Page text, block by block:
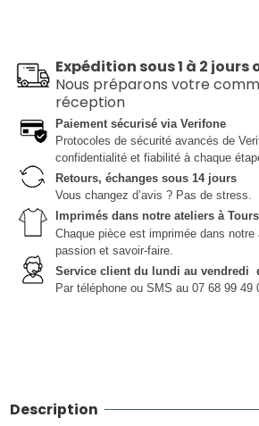
Expédition sous 1 à 2 jours
Nous préparons votre
réception
Paiement sécurisé via Verifone
Protocoles de sécurité avancés de
confidentialité et fiabilité à chaque
Retours, échanges sous 14 jours
Vous changez d’avis ? Pas de stress.
Imprimés dans notre ateliers à Tours
Chaque pièce est imprimée dans
passion et savoir-faire.
Service client du lundi au vendredi
Par téléphone ou SMS au 07 68 99 49
Description